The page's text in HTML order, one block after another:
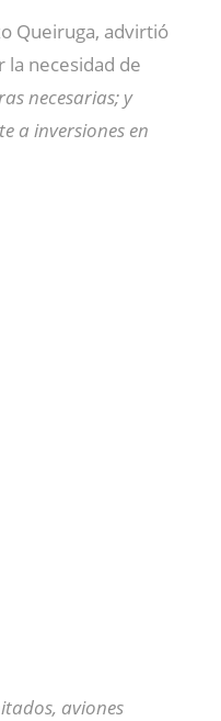
Queiruga, advirtió
la necesidad de
necesarias; y
a inversiones en
aviones